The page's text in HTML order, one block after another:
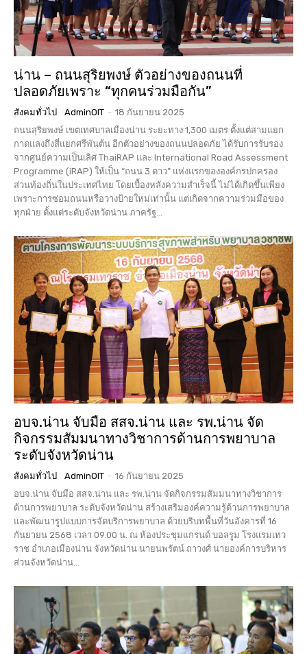
น่าน – ถนนสุริยพงษ์ ตัวอย่างของถนนที่
ปลอดภัยเพราะ “ทุกคนร่วมมือกัน”
สังคมทั่วไป AdminOIT - 18 กันยายน 2025
ถนนสุริยพงษ์ เขตเทศบาลเมืองน่าน ระยะทาง 1,300 เมตร ตั้งแต่สามแยก
กาดแลงถึงสี่แยกศรีพันต้น อีกตัวอย่างของถนนปลอดภัย ได้รับการรับรอง
จากศูนย์ความเป็นเลิศ ThaiRAP และ International Road Assessment
Programme (iRAP) ให้เป็น “ถนน 3 ดาว” แห่งแรกขององค์กรปกครอง
ส่วนท้องถิ่นในประเทศไทย โดยเบื้องหลังความสำเร็จนี้ ไม่ได้เกิดขึ้นเพียง
เพราะการซ่อมถนนหรือวางป้ายใหม่เท่านั้น แต่เกิดจากความร่วมมือของ
ทุกฝ่าย ตั้งแต่ระดับจังหวัดน่าน ภาครัฐ...
อบจ.น่าน จับมือ สสจ.น่าน และ รพ.น่าน จัด
กิจกรรมสัมมนาทางวิชาการด้านการพยาบาล
ระดับจังหวัดน่าน
สังคมทั่วไป AdminOIT - 16 กันยายน 2025
อบจ.น่าน จับมือ สสจ.น่าน และ รพ.น่าน จัดกิจกรรมสัมมนาทางวิชาการ
ด้านการพยาบาล ระดับจังหวัดน่าน สร้างเสริมองค์ความรู้ด้านการพยาบาล
และพัฒนารูปแบบการจัดบริการพยาบาล ด้วยบริบทพื้นที่วันอังคารที่ 16
กันยายน 2568 เวลา 09.00 น. ณ ห้องประชุมแกรนด์ บอลรูม โรงแรมเทว
ราช อำเภอเมืองน่าน จังหวัดน่าน นายนพรัตน์ ถาวงศ์ นายองค์การบริหาร
ส่วนจังหวัดน่าน...